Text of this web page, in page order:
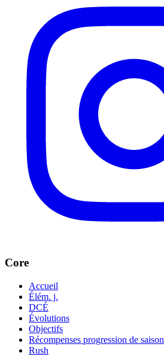
Core
Accueil
Élém. j.
DCÉ
Évolutions
Objectifs
Récompenses progression de saison
Rush